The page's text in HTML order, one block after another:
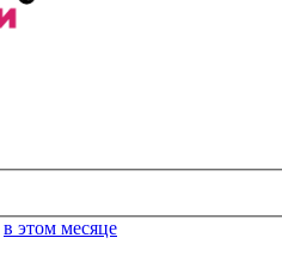
в этом месяце